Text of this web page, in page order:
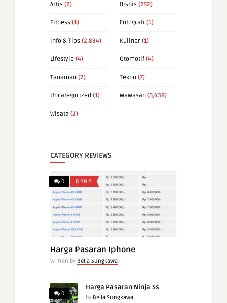
Artis (2) Bisnis (252)
Fitness (1) Fotografi (1)
Info & Tips (2,834) Kuliner (1)
Lifestyle (4) Otomotif (4)
Tanaman (2) Tekno (7)
Uncategorized (1) Wawasan (5,439)
Wisata (2)
CATEGORY REVIEWS
0 BISNIS
Harga Pasaran Iphone
Written by Bella Sungkawa
0
Harga Pasaran Ninja Ss
by Bella Sungkawa